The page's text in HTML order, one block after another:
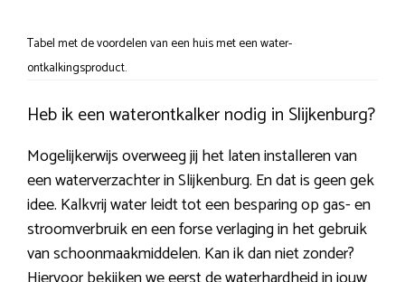
Tabel met de voordelen van een huis met een water-
ontkalkingsproduct.
Heb ik een waterontkalker nodig in Slijkenburg?
Mogelijkerwijs overweeg jij het laten installeren van
een waterverzachter in Slijkenburg. En dat is geen gek
idee. Kalkvrij water leidt tot een besparing op gas- en
stroomverbruik en een forse verlaging in het gebruik
van schoonmaakmiddelen. Kan ik dan niet zonder?